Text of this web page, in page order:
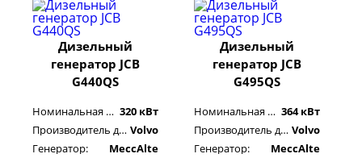
Дизельный
генератор JCB
G440QS
Номинальная мощность: 320 кВт
Производитель двигателя: Volvo
Генератор:
MeccAlte
Дизельный
генератор JCB
G495QS
Номинальная мощность: 364 кВт
Производитель двигателя: Volvo
Генератор:
MeccAlte